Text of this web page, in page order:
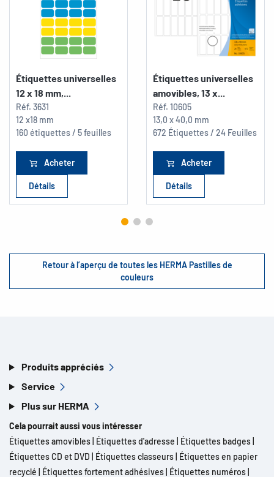
Étiquettes universelles
12 x 18 mm,...
Réf. 3631
12 x18 mm
160 étiquettes / 5 feuilles
Acheter
Détails
Étiquettes universelles
amovibles, 13 x...
Réf. 10605
13,0 x 40,0 mm
672 Étiquettes / 24 Feuilles
Acheter
Détails
Retour à l’aperçu de toutes les HERMA Pastilles de
couleurs
Produits appréciés
Service
Plus sur HERMA
Cela pourrait aussi vous intéresser
Étiquettes amovibles Étiquettes d'adresse Étiquettes badges
Étiquettes CD et DVD
Étiquettes classeurs Étiquettes en papier
recyclé
Étiquettes fortement adhésives Étiquettes numéros